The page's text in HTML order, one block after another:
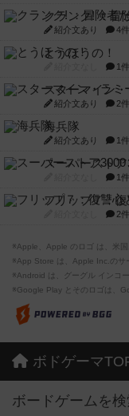
クランク! ：冒
紹介文あり 4
とうほうの！
1
スターマイン
紹介文あり 2
海兵隊
紹介文あり 1
スーパーストア
1
フリップ７：
2
※Apple、Apple のロゴ は、米
※App Store は、Apple Inc.のサ
※Android は、グーグル インコ
※Google Play とそのロゴは、
ボドゲーマ
ボードゲームを